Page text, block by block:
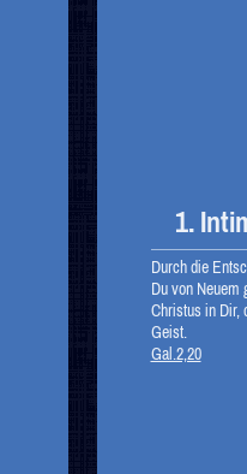
1.
Durch die
Du von Neuem
Christus in Dir,
Geist.
Gal.2,20